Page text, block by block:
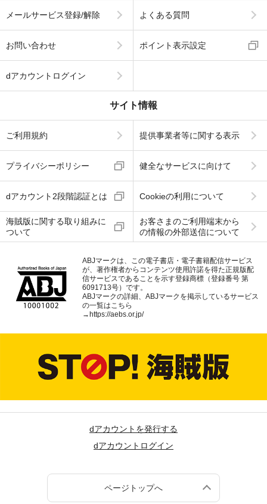
メールサービス登録/解除 よくある質問
お問い合わせ ポイント表示設定
dアカウントログイン
サイト情報
ご利用規約 提供事業者等に関する表示
プライバシーポリシー 健全なサービスに向けて
dアカウント2段階認証とは Cookieの利用について
海賊版に関する取り組みに
ついて
お客さまのご利用端末から
の情報の外部送信について
ABJマークは、この電子書店・電子書籍配信サービス
が、著作権者からコンテンツ使用許諾を得た正規版配
信サービスであることを示す登録商標（登録番号 第
6091713号）です。
ABJマークの詳細、ABJマークを掲示しているサービス
の一覧はこちら
→https://aebs.or.jp/
dアカウントを発行する
dアカウントログイン
ページトップへ